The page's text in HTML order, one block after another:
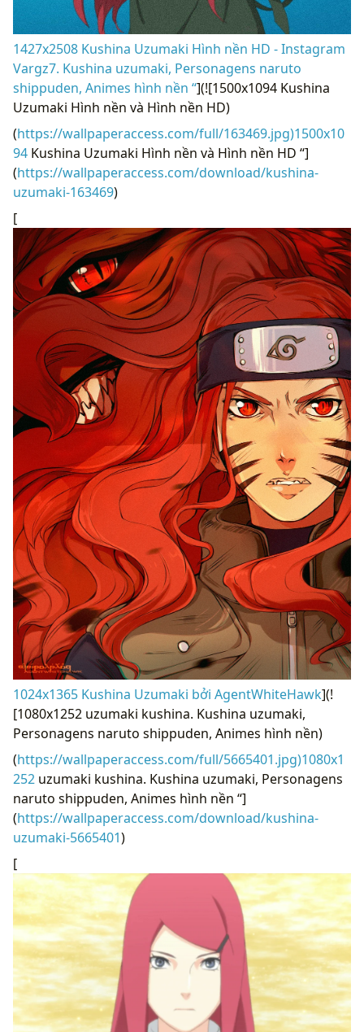
1427x2508 Kushina Uzumaki Hình nền HD - Instagram
Vargz7. Kushina uzumaki, Personagens naruto
shippuden, Animes hình nền “](![1500x1094 Kushina
Uzumaki Hình nền và Hình nền HD)
(https://wallpaperaccess.com/full/163469.jpg)1500x10
94 Kushina Uzumaki Hình nền và Hình nền HD “]
(https://wallpaperaccess.com/download/kushina-
uzumaki-163469)
[
1024x1365 Kushina Uzumaki bởi AgentWhiteHawk](!
[1080x1252 uzumaki kushina. Kushina uzumaki,
Personagens naruto shippuden, Animes hình nền)
(https://wallpaperaccess.com/full/5665401.jpg)1080x1
252 uzumaki kushina. Kushina uzumaki, Personagens
naruto shippuden, Animes hình nền “]
(https://wallpaperaccess.com/download/kushina-
uzumaki-5665401)
[